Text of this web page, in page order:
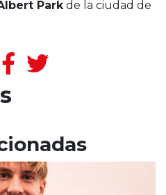
Parkde la ciudad de